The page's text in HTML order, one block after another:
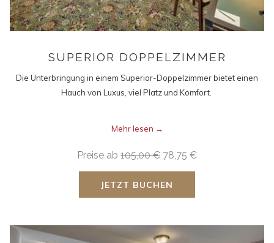
SUPERIOR DOPPELZIMMER
Die Unterbringung in einem Superior-Doppelzimmer bietet einen
Hauch von Luxus, viel Platz und Komfort.
Mehr lesen
Preise ab 105,00 € 78,75 €
JETZT BUCHEN